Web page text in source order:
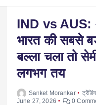
IND vs AUS:
भारत की सबसे
बल्ला चला तो
लगभग तय
Sanket Morankar ट्रेंडिंग
June 27, 2026
0